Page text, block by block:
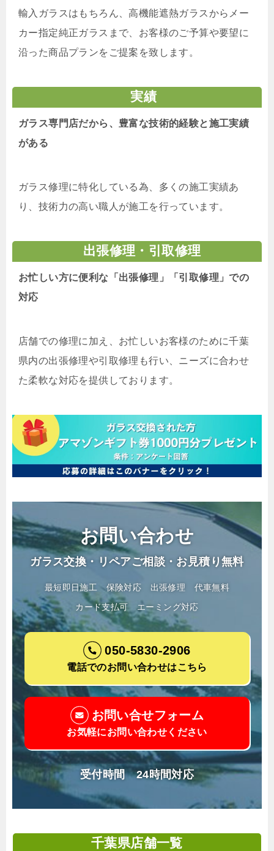
輸入ガラスはもちろん、高機能遮熱ガラスからメー
カー指定純正ガラスまで、お客様のご予算や要望に
沿った商品プランをご提案を致します。
実績
ガラス専門店だから、豊富な技術的経験と施工実績
がある
ガラス修理に特化している為、多くの施工実績あ
り、技術力の高い職人が施工を行っています。
出張修理・引取修理
お忙しい方に便利な「出張修理」「引取修理」での
対応
店舗での修理に加え、お忙しいお客様のために千葉
県内の出張修理や引取修理も行い、ニーズに合わせ
た柔軟な対応を提供しております。
お問い合わせ
ガラス交換・リペアご相談・お見積り無料
最短即日施工 保険対応 出張修理
代車無料
カード支払可
エーミング対応
050-5830-2906
電話でのお問い合わせはこちら
お問い合せフォーム
お気軽にお問い合わせください
受付時間 24時間対応
千葉県店舗一覧